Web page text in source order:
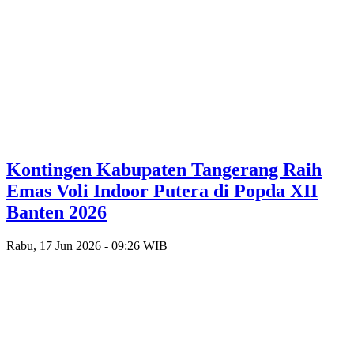
Kontingen Kabupaten Tangerang Raih
Emas Voli Indoor Putera di Popda XII
Banten 2026
Rabu, 17 Jun 2026 - 09:26 WIB